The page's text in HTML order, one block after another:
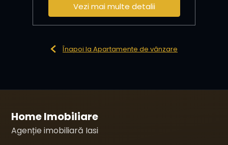
Vezi mai multe detalii
Înapoi la Apartamente de vânzare
Home Imobiliare
Agenție imobiliară Iasi